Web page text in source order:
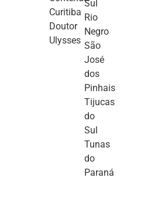
Curitiba
Doutor
Ulysses
Sul
Rio
Negro
São
José
dos
Pinhais
Tijucas
do
Sul
Tunas
do
Paraná